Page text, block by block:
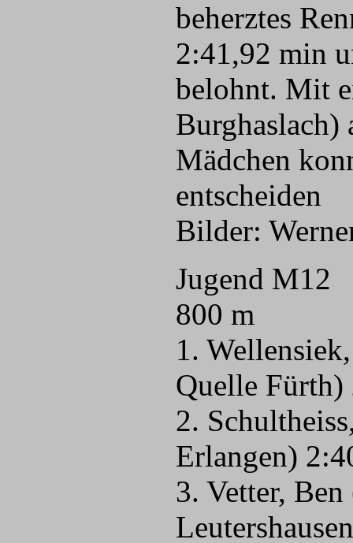
beherztes
2:41,92 min
belohnt. Mit
Burghaslach)
Mädchen
entscheiden
Bilder:
Jugend M12
800 m
1.
Quelle Fürth)
2.
Erlangen)
3. Vetter,